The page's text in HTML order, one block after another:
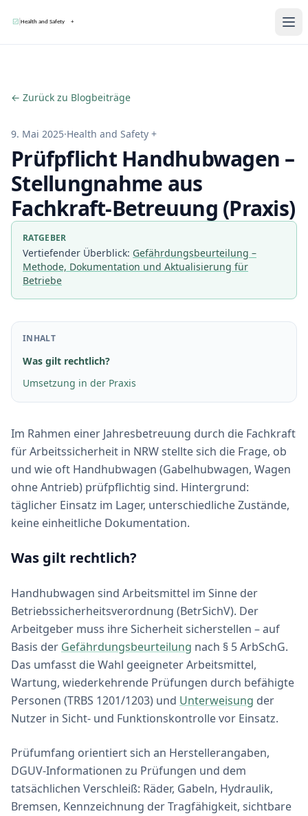
← Zurück zu Blogbeiträge
9. Mai 2025·Health and Safety +
Prüfpflicht Handhubwagen –
Stellungnahme aus
Fachkraft-Betreuung (Praxis)
RATGEBER
Vertiefender Überblick: Gefährdungsbeurteilung –
Methode, Dokumentation und Aktualisierung für
Betriebe
INHALT
Was gilt rechtlich?
Umsetzung in der Praxis
Im Rahmen einer Jahresbetreuung durch die Fachkraft
für Arbeitssicherheit in NRW stellte sich die Frage, ob
und wie oft Handhubwagen (Gabelhubwagen, Wagen
ohne Antrieb) prüfpflichtig sind. Hintergrund:
täglicher Einsatz im Lager, unterschiedliche Zustände,
keine einheitliche Dokumentation.
Was gilt rechtlich?
Handhubwagen sind Arbeitsmittel im Sinne der
Betriebssicherheitsverordnung (BetrSichV). Der
Arbeitgeber muss ihre Sicherheit sicherstellen – auf
Basis der Gefährdungsbeurteilung nach § 5 ArbSchG.
Das umfasst die Wahl geeigneter Arbeitsmittel,
Wartung, wiederkehrende Prüfungen durch befähigte
Personen (TRBS 1201/1203) und Unterweisung der
Nutzer in Sicht- und Funktionskontrolle vor Einsatz.
Prüfumfang orientiert sich an Herstellerangaben,
DGUV-Informationen zu Prüfungen und dem
tatsächlichen Verschleiß: Räder, Gabeln, Hydraulik,
Bremsen, Kennzeichnung der Tragfähigkeit, sichtbare